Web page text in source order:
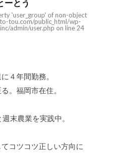
ーとう
'user_group' of non-object
tou.com/public_html/wp-
admin/user.php on line 24
４年間勤務。
。福岡市在住。
末農業を実践中。
コツコツ正しい方向に